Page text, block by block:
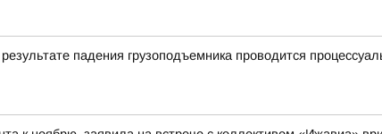
падения грузоподъемника проводится